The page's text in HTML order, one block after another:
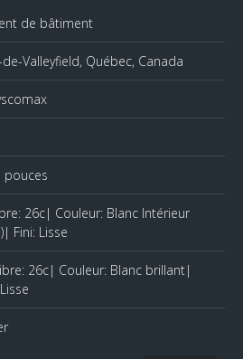
de bâtiment
Valleyfield, Québec, Canada
pouces
26c| Couleur: Blanc Intérieur
Fini: Lisse
26c| Couleur: Blanc brillant|